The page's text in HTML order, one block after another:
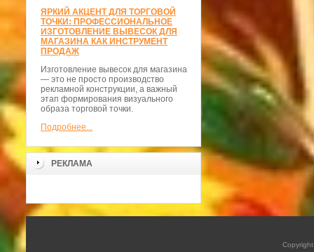
ЯРКИЙ АКЦЕНТ ДЛЯ ТОРГОВОЙ
ТОЧКИ: ПРОФЕССИОНАЛЬНОЕ
ИЗГОТОВЛЕНИЕ ВЫВЕСОК ДЛЯ
МАГАЗИНА КАК ИНСТРУМЕНТ
ПРОДАЖ
Изготовление вывесок для магазина
— это не просто производство
рекламной конструкции, а важный
этап формирования визуального
образа торговой точки.
Подробнее...
РЕКЛАМА